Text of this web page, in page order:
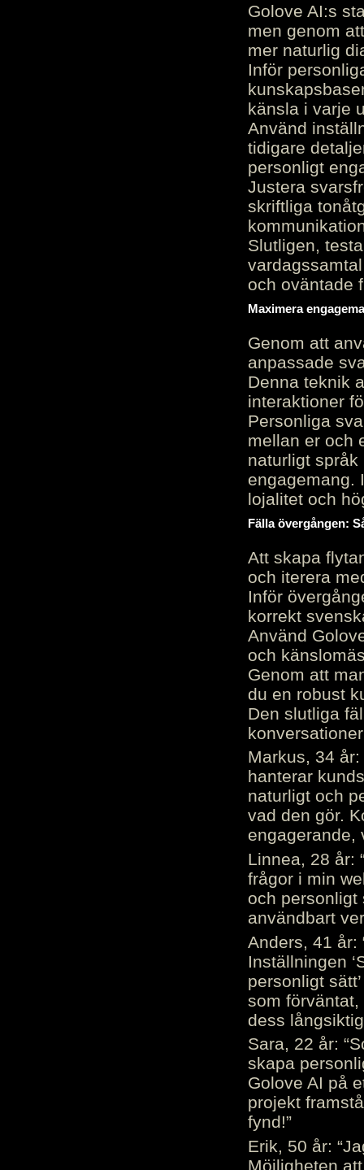
Golove AI:s
men genom
mer naturlig
Inför
känsla i varje
Använd
tidigare
personligt
Justera
skriftliga
Slutligen,
och oväntade
Maximera
Genom att
anpassade
Denna teknik
interaktioner
Personliga
mellan er och
naturligt
engagemang.
lojalitet och
Fälla övergången:
Att skapa
och iterera
Inför
korrekt
Använd
och
Genom att
du en robust
Den slutliga
Markus, 34
hanterar
naturligt och
vad den gör.
engagerande,
Linnea, 28 år:
frågor i min
och personligt
användbart
Anders, 41 år:
Inställningen
personligt
som
dess
Sara, 22 år:
skapa
Golove AI på
projekt
fynd!”
Erik, 50 år:
Möjligheten